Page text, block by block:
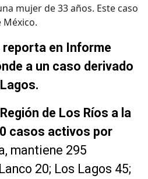
mujer de 33 años. Este caso
reporta en Informe
a un caso derivado
Región de Los Ríos a la
casos activos por
mantiene 295
20; Los Lagos 45;